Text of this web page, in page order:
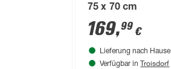
75 x 70 cm
169,99 €
Lieferung nach Hause
Verfügbar in Troisdorf